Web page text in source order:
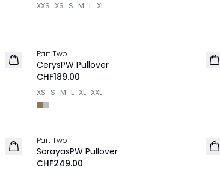
XXS XS S M L XL
NEU
Part Two
CerysPW Pullover
CHF189.00
XS S M L XL XXL
NEU
Part Two
SorayasPW Pullover
CHF249.00